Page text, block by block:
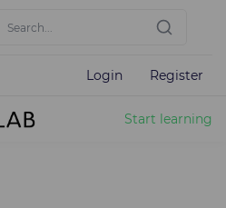
Login Register
Start learning